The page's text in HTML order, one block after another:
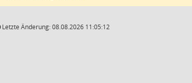
Letzte Änderung: 08.08.2026 11:05:12